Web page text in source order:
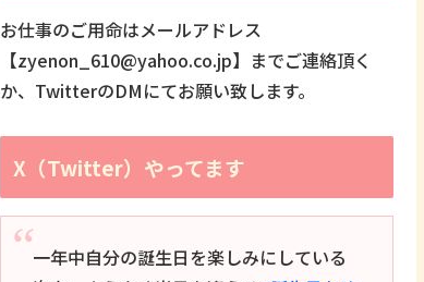
お仕事のご用命はメールアドレス
【zyenon_610@yahoo.co.jp】までご連絡頂く
か、TwitterのDMにてお願い致します。
X（Twitter）やってます
一年中自分の誕生日を楽しみにしている